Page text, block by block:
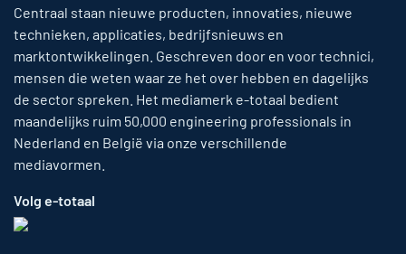
Centraal staan nieuwe producten, innovaties, nieuwe
technieken, applicaties, bedrijfsnieuws en
marktontwikkelingen. Geschreven door en voor technici,
mensen die weten waar ze het over hebben en dagelijks
de sector spreken. Het mediamerk e-totaal bedient
maandelijks ruim 50,000 engineering professionals in
Nederland en België via onze verschillende
mediavormen.
Volg e-totaal